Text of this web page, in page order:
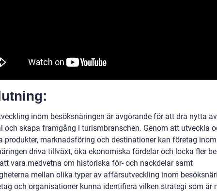
inom besöksnäringen är avgörande för att dra nytta
och skapa framgång i turismbranschen. Genom att utveckla
produkter, marknadsföring och destinationer kan företag inom
driva tillväxt, öka ekonomiska fördelar och locka fler
vara medvetna om historiska för- och nackdelar samt
mellan olika typer av affärsutveckling inom
och organisationer kunna identifiera vilken strategi som är